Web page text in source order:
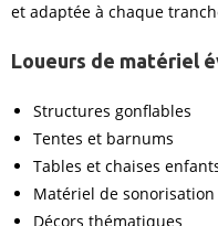
et adaptée à chaque
Loueurs de matériel
Structures gonflables
Tentes et barnums
Tables et chaises
Matériel de sonorisation
Décors thématiques